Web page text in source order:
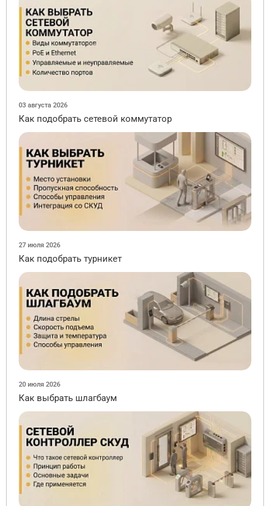
03 августа 2026
Как подобрать сетевой коммутатор
27 июля 2026
Как подобрать турникет
20 июля 2026
Как выбрать шлагбаум